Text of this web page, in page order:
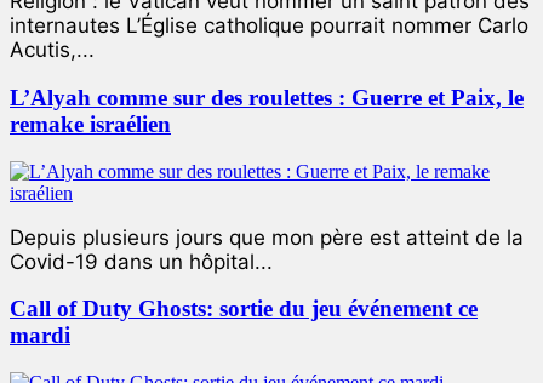
internautes L’Église catholique pourrait nommer Carlo
Acutis,...
L’Alyah comme sur des roulettes : Guerre et Paix, le
remake israélien
Depuis plusieurs jours que mon père est atteint de la
Covid-19 dans un hôpital...
Call of Duty Ghosts: sortie du jeu événement ce
mardi